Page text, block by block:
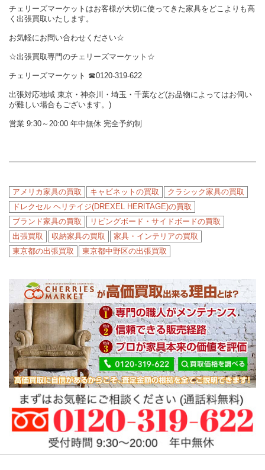
チェリーズマーケットはお客様が大切に使ってきた家具をどこよりも高
く出張買取いたします。
お気軽にお問い合わせください☆
☆出張買取専門のチェリーズマーケット☆
チェリーズマーケット ☎︎0120-319-622
出張対応地域 東京・神奈川・埼玉・千葉など(お品物によってはお伺い
が難しい場合もございます。)
営業 9:30～20:00 年中無休 完全予約制
アメリカ家具の買取 キャビネットの買取
クラシック家具の買取
ドレクセル ヘリテイジ(DREXEL HERITAGE)の買取
ブランド家具の買取
リビングボード・サイドボードの買取
出張買取
収納家具の買取
家具・インテリアの買取
東京都の出張買取
東京都中野区の出張買取